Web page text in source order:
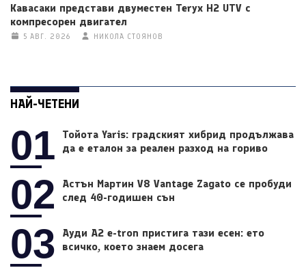
Кавасаки представи двуместен Teryx H2 UTV с
компресорен двигател
5 АВГ. 2026 НИКОЛА СТОЯНОВ
НАЙ-ЧЕТЕНИ
01
Тойота Yaris: градският хибрид продължава
да е еталон за реален разход на гориво
02
Астън Мартин V8 Vantage Zagato се пробуди
след 40-годишен сън
03
Ауди A2 e-tron пристига тази есен: ето
всичко, което знаем досега